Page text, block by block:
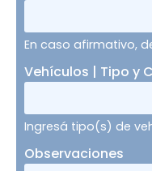
En caso afirmativo,
Vehículos | Tipo y
Ingresá tipo(s) de
Observaciones